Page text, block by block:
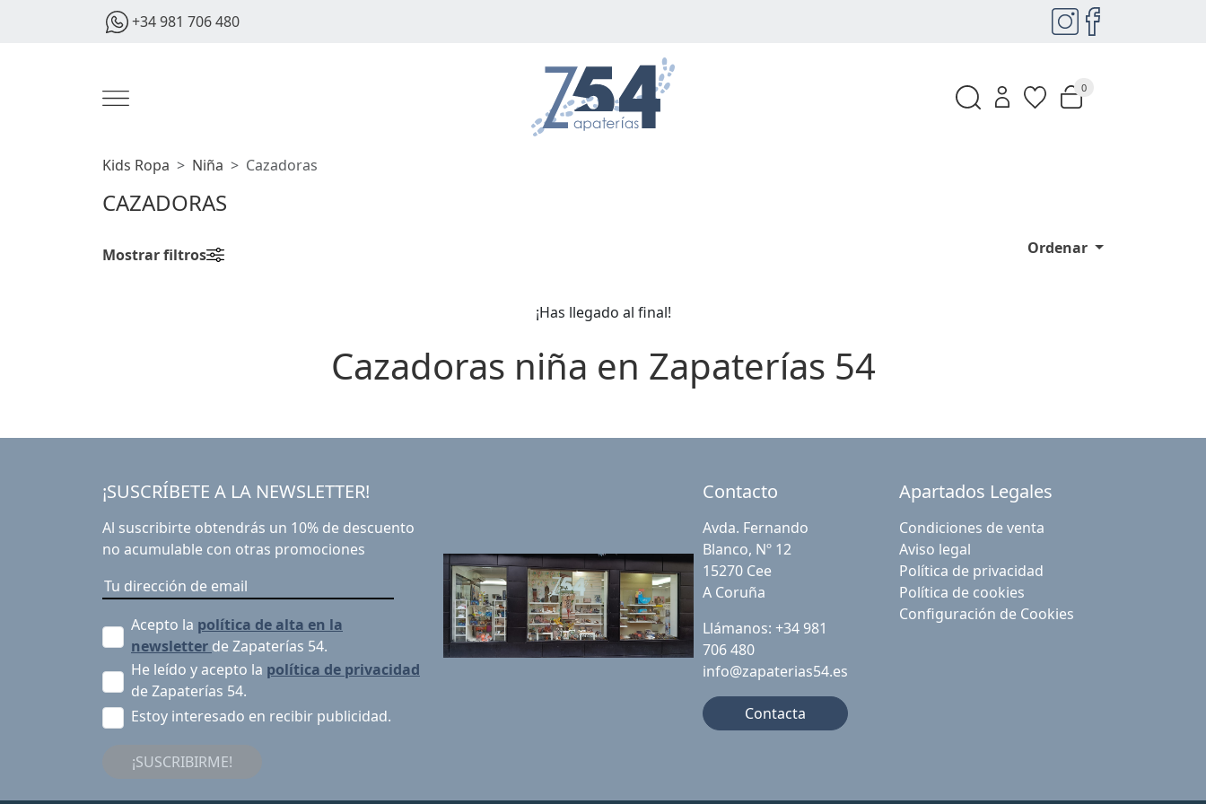
+34 981 706 480
0
Kids Ropa Niña Cazadoras
CAZADORAS
Mostrar filtros Ordenar
¡Has llegado al final!
Cazadoras niña en Zapaterías 54
¡SUSCRÍBETE A LA NEWSLETTER!
Al suscribirte obtendrás un 10% de descuento
no acumulable con otras promociones
Acepto la política de alta en la
newsletter de Zapaterías 54.
He leído y acepto la política de privacidad
de Zapaterías 54.
Estoy interesado en recibir publicidad.
¡SUSCRIBIRME!
Contacto
Avda. Fernando
Blanco, Nº 12
15270 Cee
A Coruña
Llámanos: +34 981
706 480
info@zapaterias54.es
Contacta
Apartados Legales
Condiciones de venta
Aviso legal
Política de privacidad
Política de cookies
Configuración de Cookies